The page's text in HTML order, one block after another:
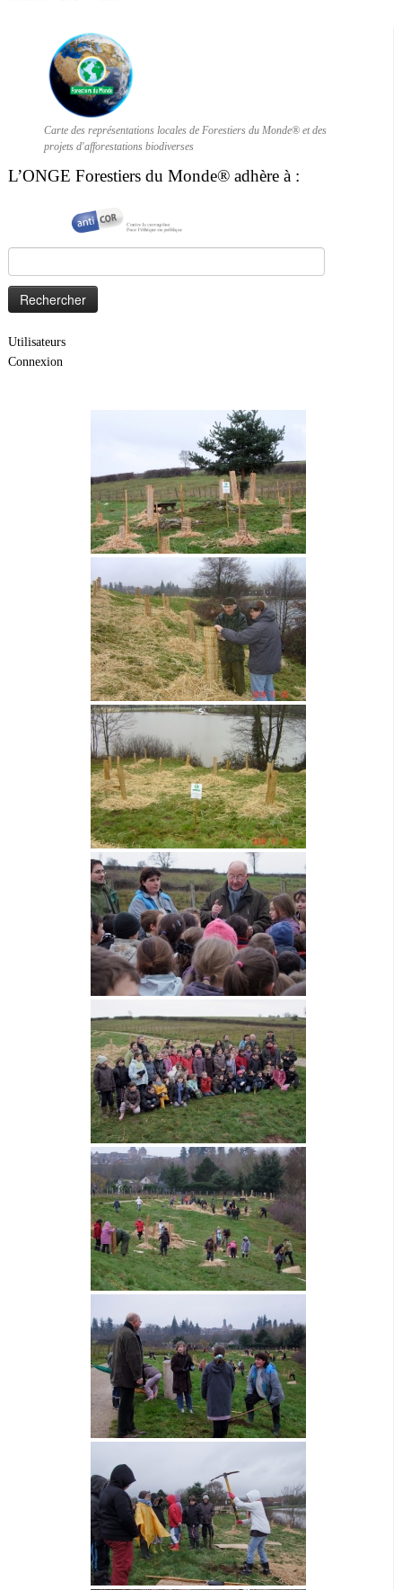
Carte des représentations locales de Forestiers du Monde® et des
projets d'afforestations biodiverses
L’ONGE Forestiers du Monde® adhère à :
Utilisateurs
Connexion